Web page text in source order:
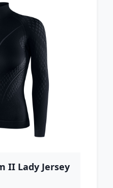
II Lady Jersey